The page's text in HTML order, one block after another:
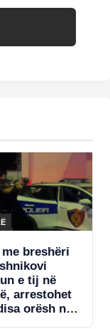
me breshëri
e tij në
arrestohet
orësh në